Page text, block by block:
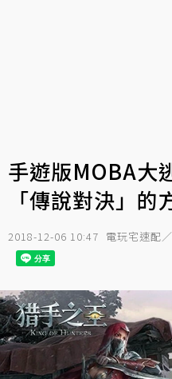
手遊版MOBA大
「傳說對決」的
2018-12-06 10:47 電玩宅速配